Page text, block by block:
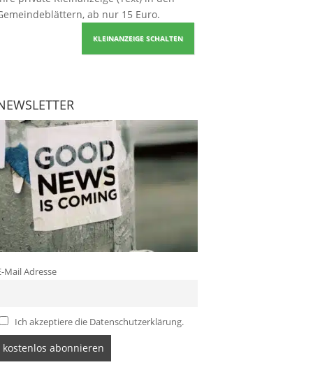
ab nur 15 Euro.
KLEINANZEIGE SCHALTEN
Mail Adresse
Ich akzeptiere die Datenschutzerklärung.